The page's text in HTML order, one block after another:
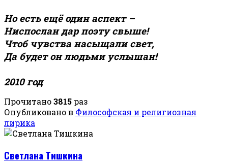
Но есть ещё один аспект –
Ниспослан дар поэту свыше!
Чтоб чувства насыщали свет,
Да будет он людьми услышан!
2010 год
Прочитано3815 раз
Опубликовано в Философская и религиозная
лирика
Светлана Тишкина